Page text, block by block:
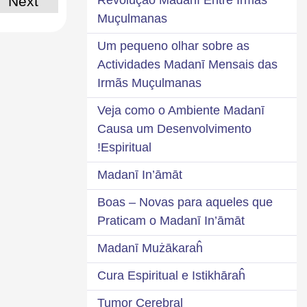
Muçulmanas
Um pequeno olhar sobre as
Actividades Madanī Mensais das
Irmãs Muçulmanas
Veja como o Ambiente Madanī
Causa um Desenvolvimento
Espiritual!
Madanī In’āmāt
Boas – Novas para aqueles que
Praticam o Madanī In’āmāt
Madanī Mużākaraĥ
Cura Espiritual e Istikhāraĥ
Tumor Cerebral